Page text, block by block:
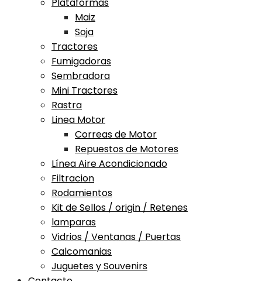
Maiz
Soja
Tractores
Fumigadoras
Sembradora
Mini Tractores
Rastra
Linea Motor
Correas de Motor
Repuestos de Motores
Línea Aire Acondicionado
Filtracion
Rodamientos
Kit de Sellos / origin / Retenes
lamparas
Vidrios / Ventanas / Puertas
Calcomanias
Juguetes y Souvenirs